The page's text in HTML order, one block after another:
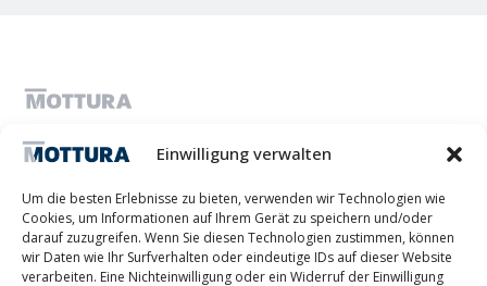
Einwilligung verwalten
Um die besten Erlebnisse zu bieten, verwenden wir Technologien wie
Cookies, um Informationen auf Ihrem Gerät zu speichern und/oder
darauf zuzugreifen. Wenn Sie diesen Technologien zustimmen, können
wir Daten wie Ihr Surfverhalten oder eindeutige IDs auf dieser Website
verarbeiten. Eine Nichteinwilligung oder ein Widerruf der Einwilligung
Identifikationsnummer IT01051980017 – Einzelgesellschaft unter der
Whistleblowing
Lithos S.r.l.